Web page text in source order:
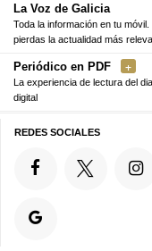
La Voz de Galicia
Toda la información en tu
pierdas la actualidad más
Periódico en PDF
La experiencia de lectura del
digital
REDES SOCIALES